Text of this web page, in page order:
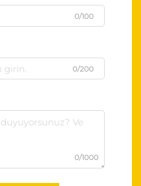
0/100
0/200
0/1000